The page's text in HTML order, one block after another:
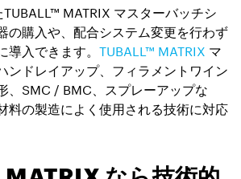
MATRIX マスターバッチシ
の購入や、配合システム変更を行わず
入できます。 TUBALL™ MATRIX マ
ンドレイアップ、フィラメントワイン
、SMC / BMC、スプレーアップな
料の製造によく使用される技術に対応